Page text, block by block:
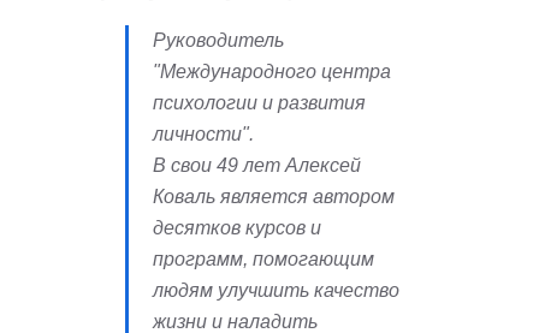
Руководитель
"Международного центра
психологии и развития
личности".
В свои 49 лет Алексей
Коваль является автором
десятков курсов и
программ, помогающим
людям улучшить качество
жизни и наладить